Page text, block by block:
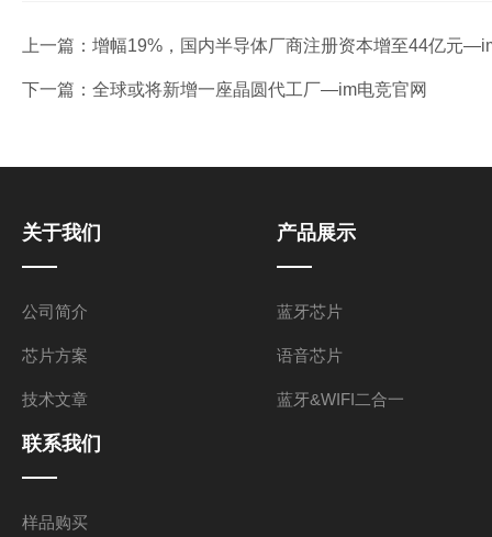
上一篇： 增幅19%，国内半导体厂商注册资本增至44亿元
下一篇： 全球或将新增一座晶圆代工厂—im电竞官网
关于我们
公司简介
芯片方案
技术文章
产品展示
蓝牙芯片
语音芯片
蓝牙&WIFI二合一
联系我们
样品购买